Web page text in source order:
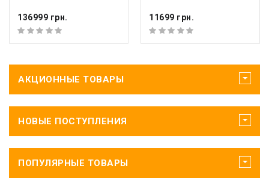
136999 грн. 11699 грн.
АКЦИОННЫЕ ТОВАРЫ
НОВЫЕ ПОСТУПЛЕНИЯ
ПОПУЛЯРНЫЕ ТОВАРЫ